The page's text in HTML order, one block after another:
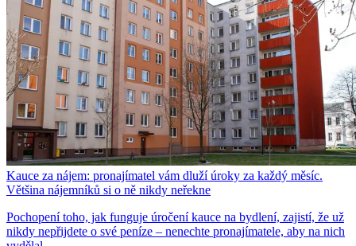
Kauce za nájem: pronajímatel vám dluží úroky za každý měsíc.
Většina nájemníků si o ně nikdy neřekne
Pochopení toho, jak funguje úročení kauce na bydlení, zajistí, že už
nikdy nepřijdete o své peníze – nenechte pronajímatele, aby na nich